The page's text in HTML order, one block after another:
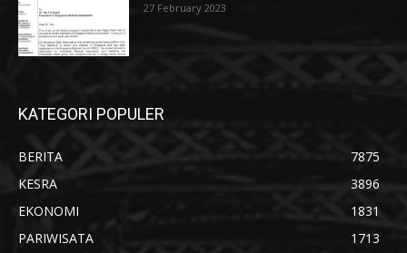
27 February 2023
KATEGORI POPULER
BERITA
7875
KESRA
3896
EKONOMI
1831
PARIWISATA
1713